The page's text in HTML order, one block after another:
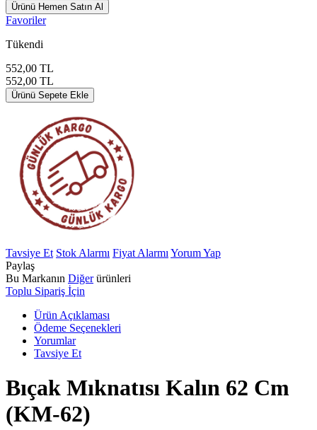
Ürünü Hemen Satın Al
Favoriler
Tükendi
552,00 TL
552,00 TL
Ürünü Sepete Ekle
Tavsiye Et Stok Alarmı Fiyat Alarmı Yorum Yap
Paylaş
Bu Markanın Diğerürünleri
Toplu Sipariş İçin
Ürün Açıklaması
Ödeme Seçenekleri
Yorumlar
Tavsiye Et
Bıçak Mıknatısı Kalın 62 Cm
(KM-62)